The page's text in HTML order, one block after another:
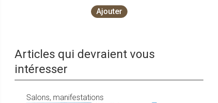
Ajouter
Articles qui devraient vous
intéresser
Salons, manifestations